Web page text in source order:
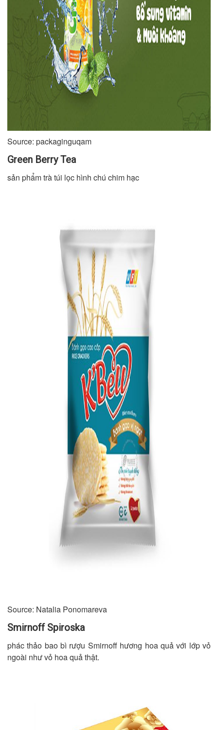
Source: packaginguqam
Green Berry Tea
sản phẩm trà túi lọc hình chú chim hạc
Source: Natalia Ponomareva
Smirnoff Spiroska
phác thảo bao bì rượu Smirnoff hương hoa quả với lớp vỏ
ngoài như vỏ hoa quả thật.